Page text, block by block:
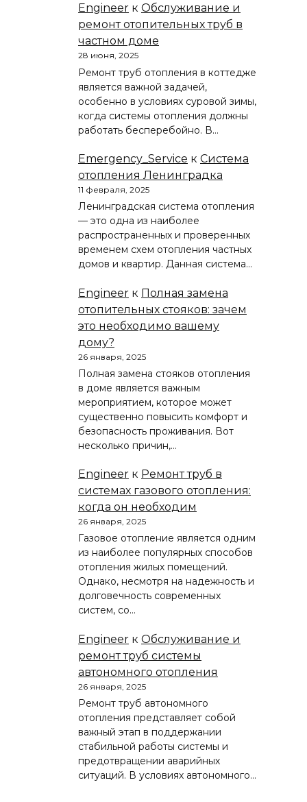
Engineer к Обслуживание и
ремонт отопительных труб в
частном доме
28 июня, 2025
Ремонт труб отопления в коттедже
является важной задачей,
особенно в условиях суровой зимы,
когда системы отопления должны
работать бесперебойно. В…
Emergency_Service к Система
отопления Ленинградка
11 февраля, 2025
Ленинградская система отопления
— это одна из наиболее
распространенных и проверенных
временем схем отопления частных
домов и квартир. Данная система…
Engineer к Полная замена
отопительных стояков: зачем
это необходимо вашему
дому?
26 января, 2025
Полная замена стояков отопления
в доме является важным
мероприятием, которое может
существенно повысить комфорт и
безопасность проживания. Вот
несколько причин,…
Engineer к Ремонт труб в
системах газового отопления:
когда он необходим
26 января, 2025
Газовое отопление является одним
из наиболее популярных способов
отопления жилых помещений.
Однако, несмотря на надежность и
долговечность современных
систем, со…
Engineer к Обслуживание и
ремонт труб системы
автономного отопления
26 января, 2025
Ремонт труб автономного
отопления представляет собой
важный этап в поддержании
стабильной работы системы и
предотвращении аварийных
ситуаций. В условиях автономного…